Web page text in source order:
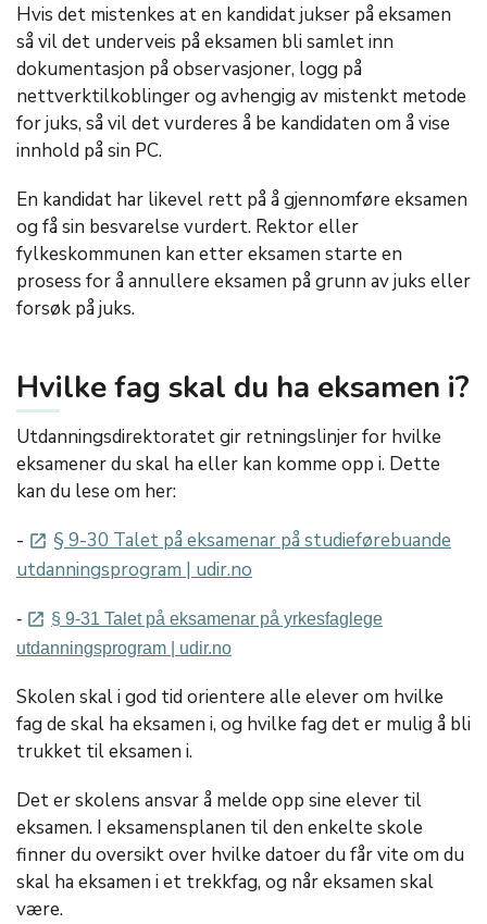
Hvis det mistenkes at en kandidat jukser på eksamen
så vil det underveis på eksamen bli samlet inn
dokumentasjon på observasjoner, logg på
nettverktilkoblinger og avhengig av mistenkt metode
for juks, så vil det vurderes å be kandidaten om å vise
innhold på sin PC.
En kandidat har likevel rett på å gjennomføre eksamen
og få sin besvarelse vurdert. Rektor eller
fylkeskommunen kan etter eksamen starte en
prosess for å annullere eksamen på grunn av juks eller
forsøk på juks.
Hvilke fag skal du ha eksamen i?
Utdanningsdirektoratet gir retningslinjer for hvilke
eksamener du skal ha eller kan komme opp i. Dette
kan du lese om her:
- launch § 9-30 Talet på eksamenar på studieførebuande
utdanningsprogram | udir.no
- launch § 9-31 Talet på eksamenar på yrkesfaglege
utdanningsprogram | udir.no
Skolen skal i god tid orientere alle elever om hvilke
fag de skal ha eksamen i, og hvilke fag det er mulig å bli
trukket til eksamen i.
Det er skolens ansvar å melde opp sine elever til
eksamen. I eksamensplanen til den enkelte skole
finner du oversikt over hvilke datoer du får vite om du
skal ha eksamen i et trekkfag, og når eksamen skal
være.